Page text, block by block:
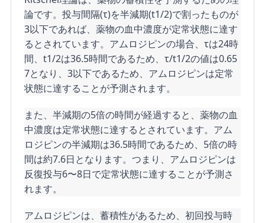
論です。投与間隔(τ)を半減期(t1/2)で割ったものが
3以下であれば、薬物の血中濃度が定常状態に達す
るとされています。アムロジピンの場合、τは24時
間、t1/2は36.5時間であるため、τ/t1/2の値は0.65
7となり、3以下であるため、アムロジピンは定常
状態に達することが予測されます。
また、半減期の5倍の時間が経過すると、薬物の血
中濃度は定常状態に達するとされています。アム
ロジピンの半減期は36.5時間であるため、5倍の時
間は約7.6日となります。つまり、アムロジピンは
反復投与6〜8日で定常状態に達することが予測さ
れます。
アムロジピンは、蓄積性があるため、初回投与時